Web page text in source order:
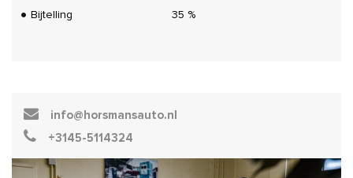
Bijtelling 35 %
info@horsmansauto.nl
+3145-5114324